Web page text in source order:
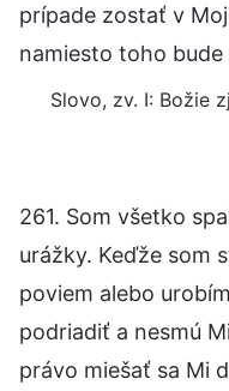
prípade zostať v
namiesto toho
Slovo, zv. I: Božie
261. Som všetko
urážky. Keďže som
poviem alebo
podriadiť a nesmú
právo miešať sa Mi